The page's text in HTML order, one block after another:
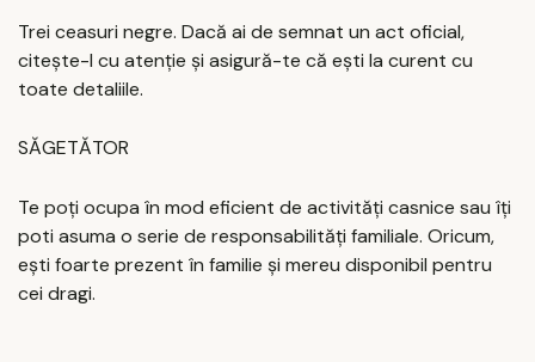
Trei ceasuri negre. Dacă ai de semnat un act oficial,
citește-l cu atenție și asigură-te că ești la curent cu
toate detaliile.
SĂGETĂTOR
Te poți ocupa în mod eficient de activități casnice sau îți
poti asuma o serie de responsabilități familiale. Oricum,
ești foarte prezent în familie și mereu disponibil pentru
cei dragi.